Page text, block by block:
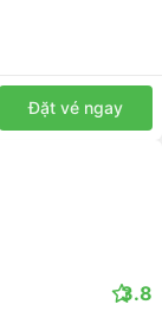
Đặt vé ngay
3.8